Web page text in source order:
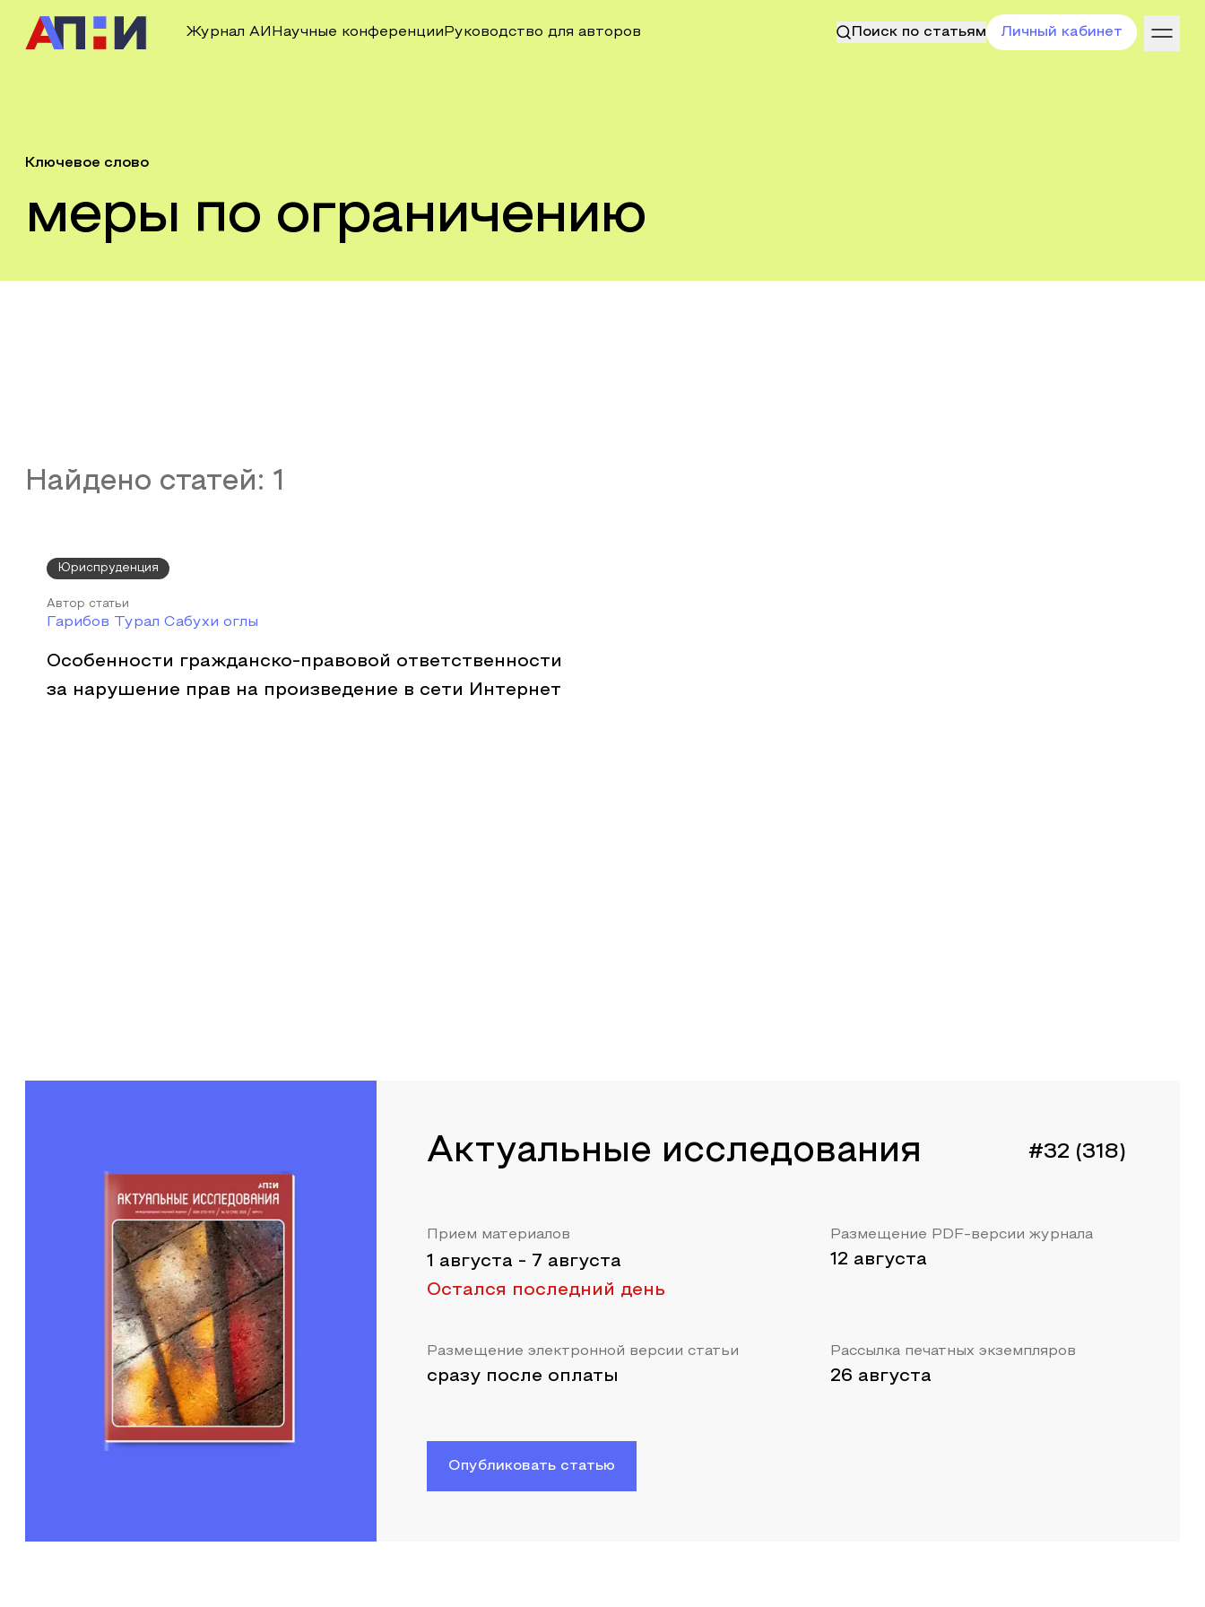
Журнал АИ Научные конференции Руководство для авторов Поиск по статьям Личный кабинет
Ключевое слово
меры по ограничению
Найдено статей: 1
Юриспруденция
Автор статьи
Гарибов Турал Сабухи оглы
Особенности гражданско-правовой ответственности
за нарушение прав на произведение в сети Интернет
Актуальные исследования #32 (318)
Прием материалов
1 августа - 7 августа
Остался последний день
Размещение PDF-версии журнала
12 августа
Размещение электронной версии статьи
сразу после оплаты
Рассылка печатных экземпляров
26 августа
Опубликовать статью